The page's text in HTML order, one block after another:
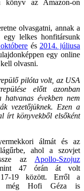
könyv az Amazon-on
olvasgatni, annak a
lelkes honfitársunk
és 2014. júliusa
egy online
olvasni.
pilóta volt, az USA
előtt azonban
években nem
vezetőjüknek. Ezen a
írt könyvekből elsőként
álmát és az
ahol a szovjet
az Apollo-Szojuz
47 órán át volt
19 között. Erről a
még Hofi Géza is